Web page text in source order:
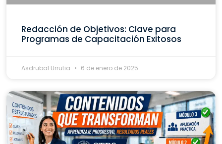
Redacción de Objetivos: Clave para
Programas de Capacitación Exitosos
Asdrubal Urrutia 6 de enero de 2025